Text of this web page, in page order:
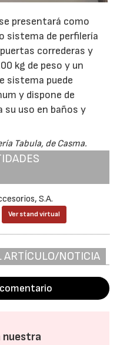
presentará como
sistema de perfilería
correderas y
kg de peso y un
sistema puede
y dispone de
su uso en baños y
Tabula, de Casma.
S.A.
Ver stand virtual
ARTÍCULO/NOTICIA
nuestra